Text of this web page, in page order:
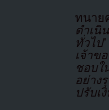
ทนา
ดำเ
ทั่วไ
เจ้าข
ชอบใ
อย่าง
ปรับเ